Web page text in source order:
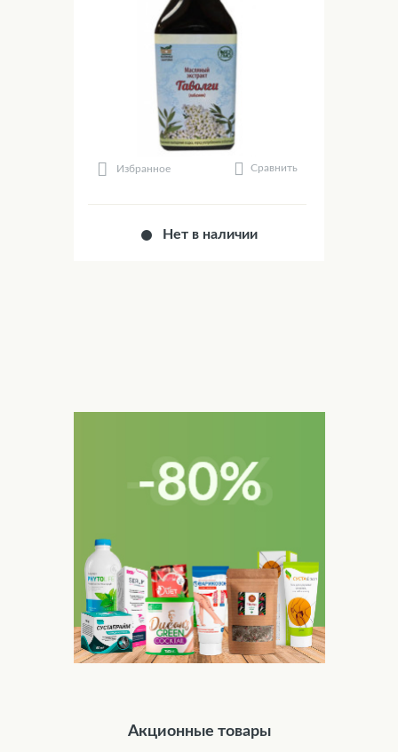
Избранное Сравнить
Нет в наличии
Акционные товары